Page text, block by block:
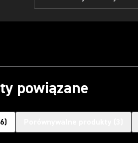
powiązane
6)